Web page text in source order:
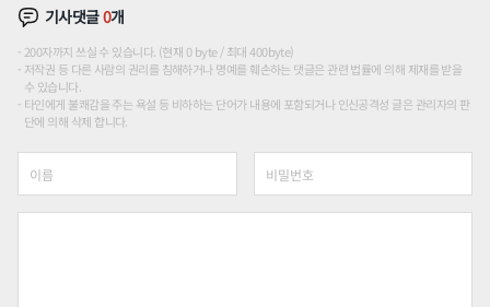
기사댓글0개
200자까지 쓰실 수 있습니다. (현재 0 byte / 최대 400byte)
저작권 등 다른 사람의 권리를 침해하거나 명예를 훼손하는 댓글은 관련 법률에 의해 제재를 받을
수 있습니다.
타인에게 불쾌감을 주는 욕설 등 비하하는 단어가 내용에 포함되거나 인신공격성 글은 관리자의 판
단에 의해 삭제 합니다.